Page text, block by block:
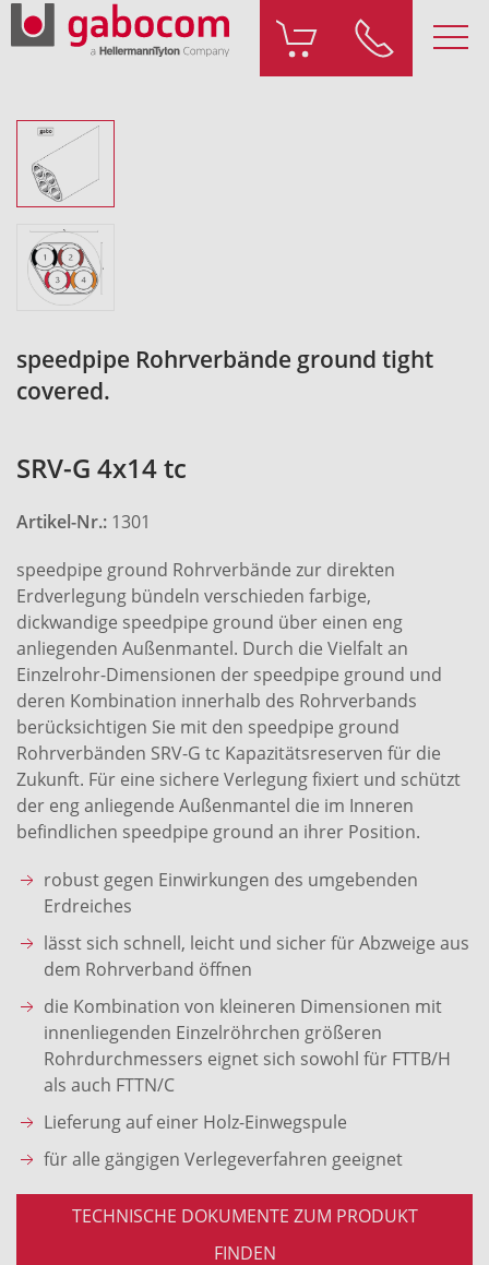
speedpipe Rohrverbände ground tight
covered.
SRV-G 4x14 tc
Artikel-Nr.: 1301
speedpipe ground Rohrverbände zur direkten
Erdverlegung bündeln verschieden farbige,
dickwandige speedpipe ground über einen eng
anliegenden Außenmantel. Durch die Vielfalt an
Einzelrohr-Dimensionen der speedpipe ground und
deren Kombination innerhalb des Rohrverbands
berücksichtigen Sie mit den speedpipe ground
Rohrverbänden SRV-G tc Kapazitätsreserven für die
Zukunft. Für eine sichere Verlegung fixiert und schützt
der eng anliegende Außenmantel die im Inneren
befindlichen speedpipe ground an ihrer Position.
robust gegen Einwirkungen des umgebenden
Erdreiches
lässt sich schnell, leicht und sicher für Abzweige aus
dem Rohrverband öffnen
die Kombination von kleineren Dimensionen mit
innenliegenden Einzelröhrchen größeren
Rohrdurchmessers eignet sich sowohl für FTTB/H
als auch FTTN/C
Lieferung auf einer Holz-Einwegspule
für alle gängigen Verlegeverfahren geeignet
TECHNISCHE DOKUMENTE ZUM PRODUKT
FINDEN